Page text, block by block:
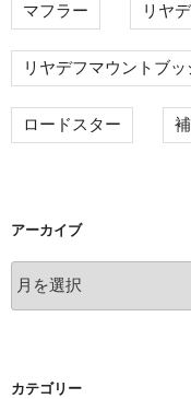
マフラー リヤ
リヤデフマウントブ
ロードスター
アーカイブ
ー
カテゴリー